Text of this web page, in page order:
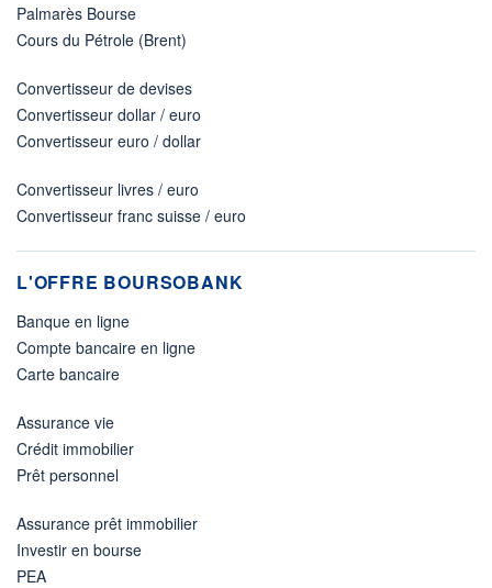
Palmarès Bourse
Cours du Pétrole (Brent)
Convertisseur de devises
Convertisseur dollar / euro
Convertisseur euro / dollar
Convertisseur livres / euro
Convertisseur franc suisse / euro
L'OFFRE BOURSOBANK
Banque en ligne
Compte bancaire en ligne
Carte bancaire
Assurance vie
Crédit immobilier
Prêt personnel
Assurance prêt immobilier
Investir en bourse
PEA